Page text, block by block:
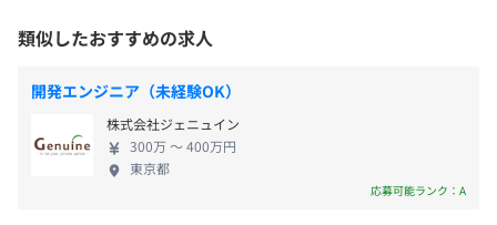
Notebook、NumPy
JR「大塚駅」より徒歩5分
・夏期休暇
・慶弔休暇
など
◎5日以上連続休OK
空間の企画・施工・管理まで、空間に関わる様々な
ニーズにワンストップで対応します。 ◼︎マネキン 日
本でトップクラスの原型作家が生みだした作品を、
熟練の職人が一体一体仕上げるマネキンがお店を彩
ります。 ◼︎ディスプレイ什器 約,2500種にもおよぶ充
実のラインアップ。ブランド独自のデザインにカス
タマイズすることも可能です。 ◼︎スペースデザイン
類似したおすすめの求人
開発エンジニア（未経験OK）
株式会社ジェニュイン
300万 〜 400万円
東京都
応募可能ランク：A